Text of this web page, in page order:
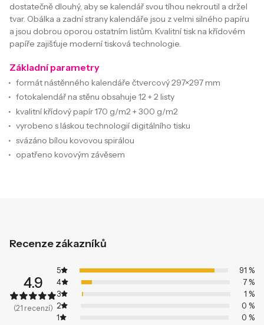
dostatečně dlouhý, aby se kalendář svou tíhou nekroutil a držel
tvar. Obálka a zadní strany kalendáře jsou z velmi silného papíru
a jsou dobrou oporou ostatním listům. Kvalitní tisk na křídovém
papíře zajišťuje moderní tisková technologie.
Základní parametry
formát nástěnného kalendáře čtvercový 297×297 mm
fotokalendář na stěnu obsahuje 12 + 2 listy
kvalitní křídový papír 170 g/m2 + 300 g/m2
vyrobeno s láskou technologií digitálního tisku
svázáno bílou kovovou spirálou
opatřeno kovovým závěsem
Recenze zákazníků
4.9
(21 recenzí)
5
91 %
4
7 %
3
1 %
2
0 %
1
0 %